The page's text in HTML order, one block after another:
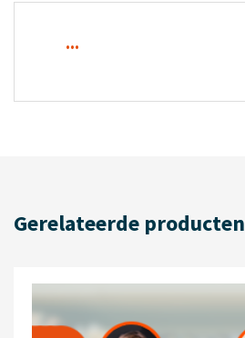
...
Gerelateerde producten